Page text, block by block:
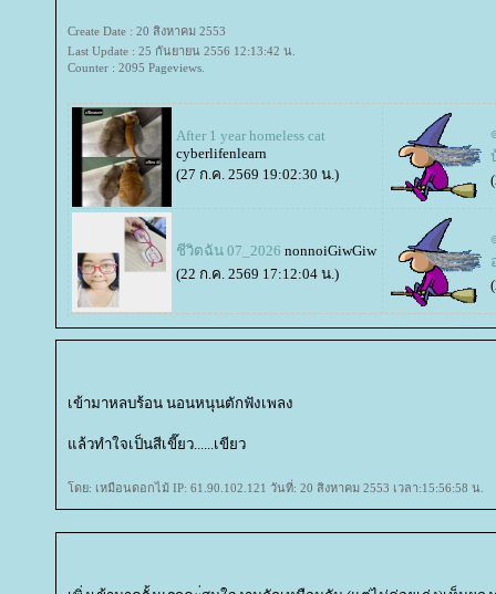
Create Date : 20 สิงหาคม 2553
Last Update : 25 กันยายน 2556 12:13:42 น.
Counter : 2095 Pageviews.
After 1 year homeless cat
cyberlifenlearn
(27 ก.ค. 2569 19:02:30 น.)
ชีวิตฉัน 07_2026 nonnoiGiwGiw
(22 ก.ค. 2569 17:12:04 น.)
เข้ามาหลบร้อน นอนหนุนตักฟังเพลง
ล้วทำใจเป็นสีเขี๊ยว......เขียว
ดย: เหมือนดอกไม้ IP: 61.90.102.121 วันที่: 20 สิงหาคม 2553 เวลา:15:56:58 น.